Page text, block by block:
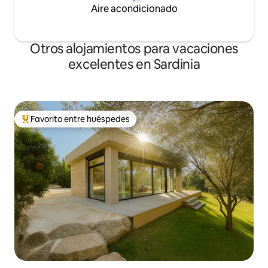
Aire acondicionado
Otros alojamientos para vacaciones
excelentes en Sardinia
Favorito entre huéspedes preferido
Favorito entre huéspedes